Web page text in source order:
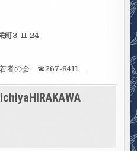
町3-11-24
若者の会 ☎︎267-8411.